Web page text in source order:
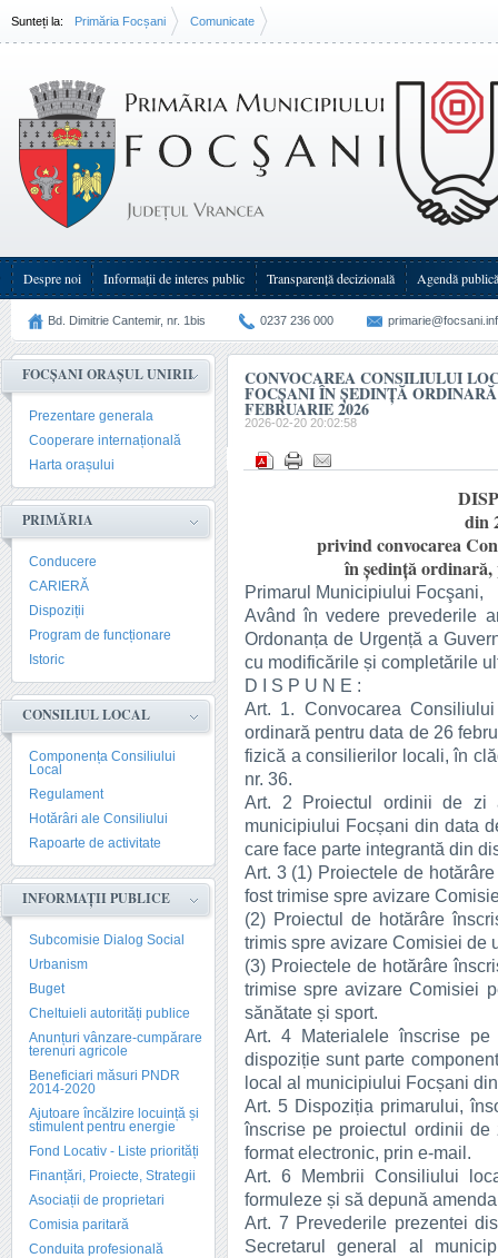
Sunteți la: Primăria Focșani Comunicate
Despre noi Informații de interes public Transparenţă decizională Agendă publică
Bd. Dimitrie Cantemir, nr. 1bis 0237 236 000
FOCȘANI ORAȘUL UNIRII
Prezentare generala
Cooperare internațională
Harta orașului
PRIMĂRIA
Conducere
CARIERĂ
Dispoziții
Program de funcționare
Istoric
CONSILIUL LOCAL
Componența Consiliului
Local
Regulament
Hotărâri ale Consiliului
Rapoarte de activitate
INFORMAȚII PUBLICE
Subcomisie Dialog Social
Urbanism
Buget
Cheltuieli autorități publice
Anunțuri vânzare-cumpărare
terenuri agricole
Beneficiari măsuri PNDR
2014-2020
Ajutoare încălzire locuință și
stimulent pentru energie
Fond Locativ - Liste priorități
Finanțări, Proiecte, Strategii
Asociații de proprietari
Comisia paritară
Conduita profesională
CONVOCAREA CONSILIULUI
FOCŞANI ÎN ŞEDINŢĂ
FEBRUARIE 2026
2026-02-20 20:02:58
din
privind convocarea
în şedinţă
Primarul Municipiului Focşani,
Având în vedere prevederile
Ordonanța de Urgență a
cu modificările și completările
D I S P U N E :
Art. 1. Convocarea
ordinară pentru data de 26
fizică a consilierilor locali, în
nr. 36.
Art. 2 Proiectul ordinii de zi
municipiului Focșani din data
care face parte integrantă din
Art. 3 (1) Proiectele de
fost trimise spre avizare
(2) Proiectul de hotărâre
trimis spre avizare Comisiei de
(3) Proiectele de hotărâre
trimise spre avizare Comisiei
sănătate și sport.
Art. 4 Materialele înscrise
dispoziție sunt parte
local al municipiului Focșani
Art. 5 Dispoziția primarului,
înscrise pe proiectul ordinii
format electronic, prin e-mail.
Art. 6 Membrii Consiliului
formuleze și să depună
Art. 7 Prevederile prezentei
Secretarul general al